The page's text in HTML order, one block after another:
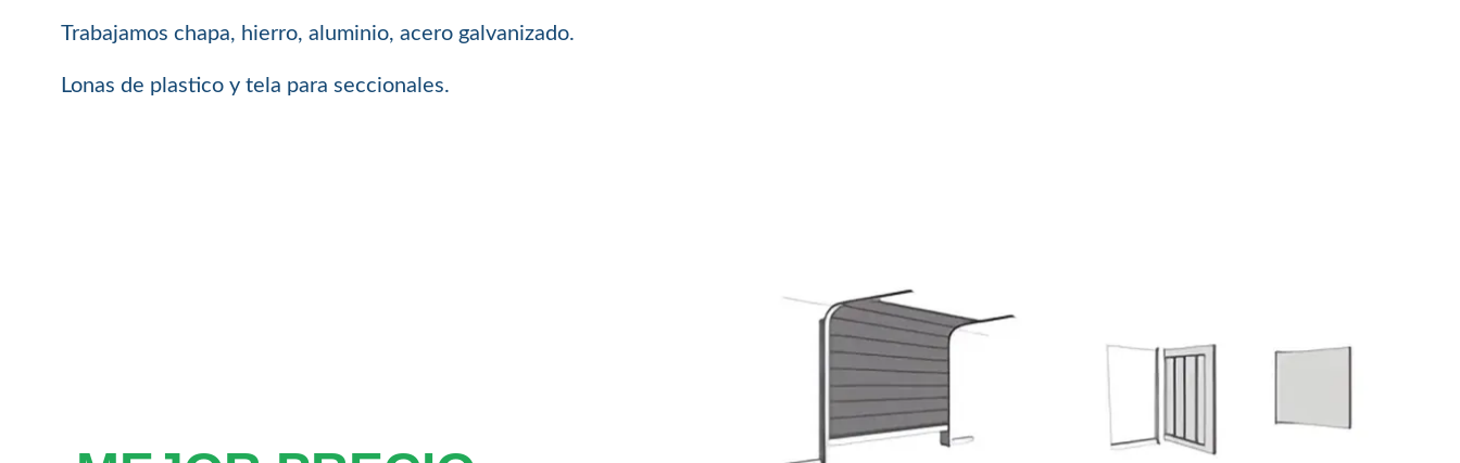
Trabajamos chapa, hierro, aluminio, acero galvanizado.
Lonas de plastico y tela para seccionales.